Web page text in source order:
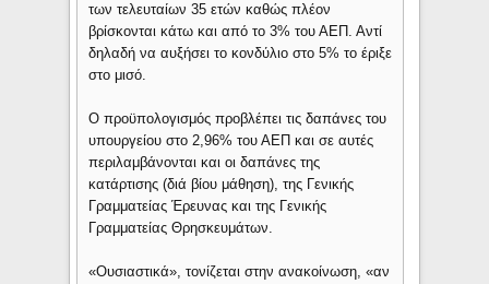
των τελευταίων 35 ετών καθώς πλέον
βρίσκονται κάτω και από το 3% του ΑΕΠ. Αντί
δηλαδή να αυξήσει το κονδύλιο στο 5% το έριξε
στο μισό.
Ο προϋπολογισμός προβλέπει τις δαπάνες του
υπουργείου στο 2,96% του ΑΕΠ και σε αυτές
περιλαμβάνονται και οι δαπάνες της
κατάρτισης (διά βίου μάθηση), της Γενικής
Γραμματείας Έρευνας και της Γενικής
Γραμματείας Θρησκευμάτων.
«Ουσιαστικά», τονίζεται στην ανακοίνωση, «αν